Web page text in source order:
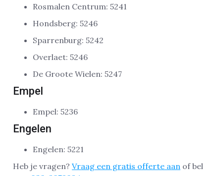
Rosmalen Centrum: 5241
Hondsberg: 5246
Sparrenburg: 5242
Overlaet: 5246
De Groote Wielen: 5247
Empel
Empel: 5236
Engelen
Engelen: 5221
Heb je vragen? Vraag een gratis offerte aan of bel